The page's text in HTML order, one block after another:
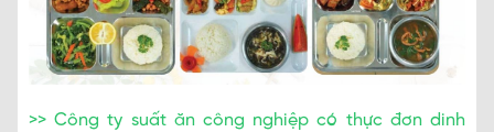
>> Công ty suất ăn công nghiệp có thực đơn dinh